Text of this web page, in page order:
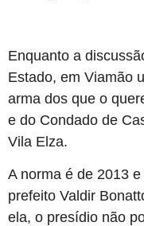
Enquanto a
Estado, em Viamão
arma dos que o
e do Condado de
Vila Elza.
A norma é de 2013
prefeito Valdir
ela, o presídio não